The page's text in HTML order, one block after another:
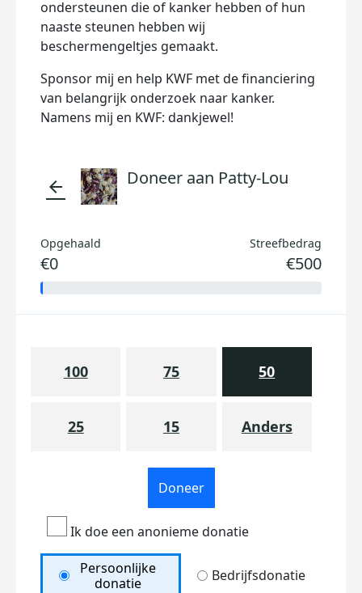
ondersteunen die of kanker hebben of hun
naaste steunen hebben wij
beschermengeltjes gemaakt.
Sponsor mij en help KWF met de financiering
van belangrijk onderzoek naar kanker.
Namens mij en KWF: dankjewel!
arrow_back Doneer aan Patty-Lou
Opgehaald
€0
Streefbedrag
€500
100 75 50
25 15 Anders
Doneer
Ik doe een anonieme donatie
Persoonlijke
donatie
Bedrijfsdonatie